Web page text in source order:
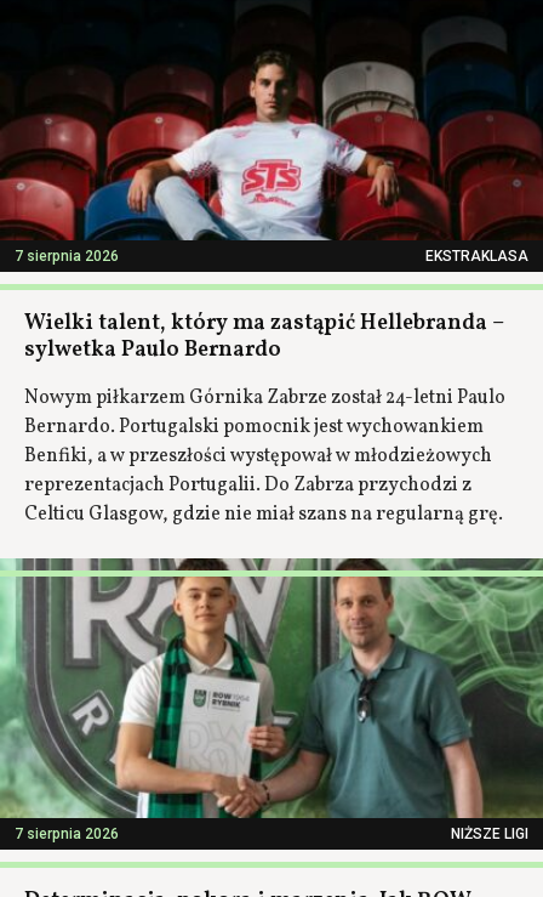
7 sierpnia 2026 EKSTRAKLASA
Wielki talent, który ma zastąpić Hellebranda –
sylwetka Paulo Bernardo
Nowym piłkarzem Górnika Zabrze został 24-letni Paulo
Bernardo. Portugalski pomocnik jest wychowankiem
Benfiki, a w przeszłości występował w młodzieżowych
reprezentacjach Portugalii. Do Zabrza przychodzi z
Celticu Glasgow, gdzie nie miał szans na regularną grę.
7 sierpnia 2026 NIŻSZE LIGI